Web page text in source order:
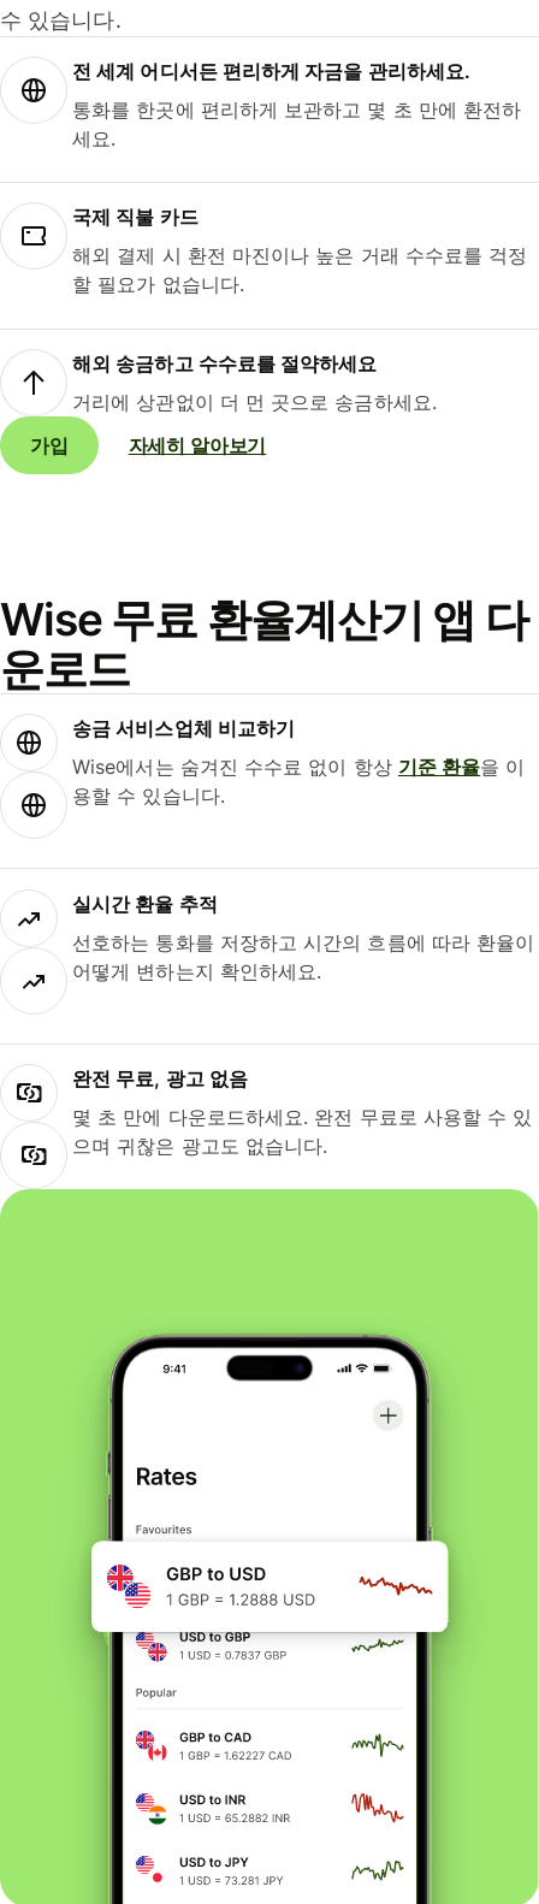
수 있습니다.
전 세계 어디서든 편리하게 자금을 관리하세요.
통화를 한곳에 편리하게 보관하고 몇 초 만에 환전하
세요.
국제 직불 카드
해외 결제 시 환전 마진이나 높은 거래 수수료를 걱정
할 필요가 없습니다.
해외 송금하고 수수료를 절약하세요
거리에 상관없이 더 먼 곳으로 송금하세요.
가입
자세히 알아보기
Wise 무료 환율계산기 앱 다
운로드
송금 서비스업체 비교하기
Wise에서는 숨겨진 수수료 없이 항상 기준 환율을 이
용할 수 있습니다.
실시간 환율 추적
선호하는 통화를 저장하고 시간의 흐름에 따라 환율이
어떻게 변하는지 확인하세요.
완전 무료, 광고 없음
몇 초 만에 다운로드하세요. 완전 무료로 사용할 수 있
으며 귀찮은 광고도 없습니다.